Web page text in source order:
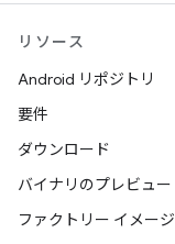
リソース
Android リポジトリ
要件
ダウンロード
バイナリのプレビュー
ファクトリー イメージ